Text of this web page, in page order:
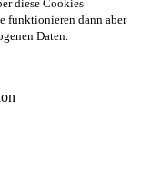
diese Cookies
funktionieren dann aber
Daten.